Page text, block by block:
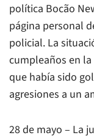
política Bocão
página personal
policial. La
cumpleaños en
que había sido
agresiones a un
28 de mayo – La